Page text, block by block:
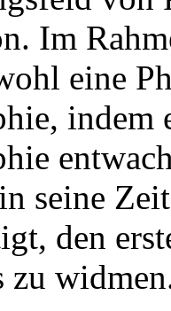
Im
eine
indem
seine
den
zu